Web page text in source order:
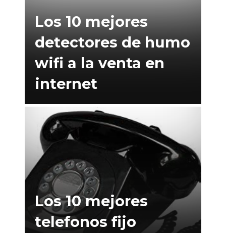
Los 10 mejores
detectores de humo
wifi a la venta en
internet
Los 10 mejores
telefonos fijo